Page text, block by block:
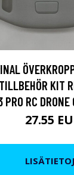
KIT
PRO RC DRONE
27.55